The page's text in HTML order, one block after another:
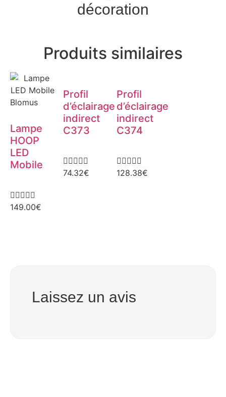
décoration
Produits similaires
Blomus
Lampe
HOOP
LED
Mobile

149.00€
Profil
d’éclairage
indirect
C373

74.32€
Profil
d’éclairage
indirect
C374

128.38€
Laissez un avis